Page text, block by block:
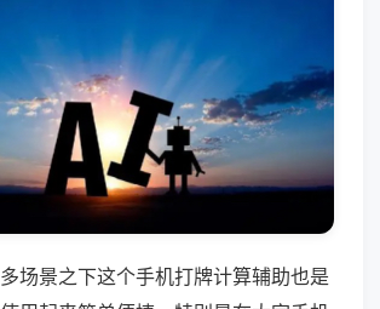
场景之下这个手机打牌计算辅助也是